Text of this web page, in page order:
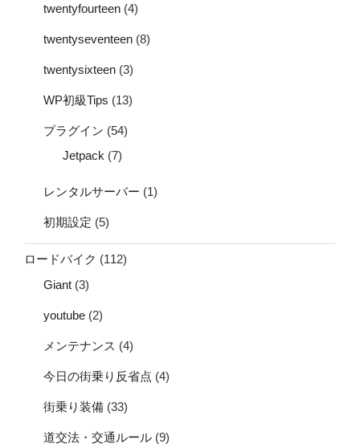
twentyfourteen (4)
twentyseventeen (8)
twentysixteen (3)
WP初級Tips (13)
プラグイン (54)
Jetpack (7)
レンタルサーバー (1)
初期設定 (5)
ロードバイク (112)
Giant (3)
youtube (2)
メンテナンス (4)
今日の街乗り反省点 (4)
街乗り装備 (33)
道交法・交通ルール (9)